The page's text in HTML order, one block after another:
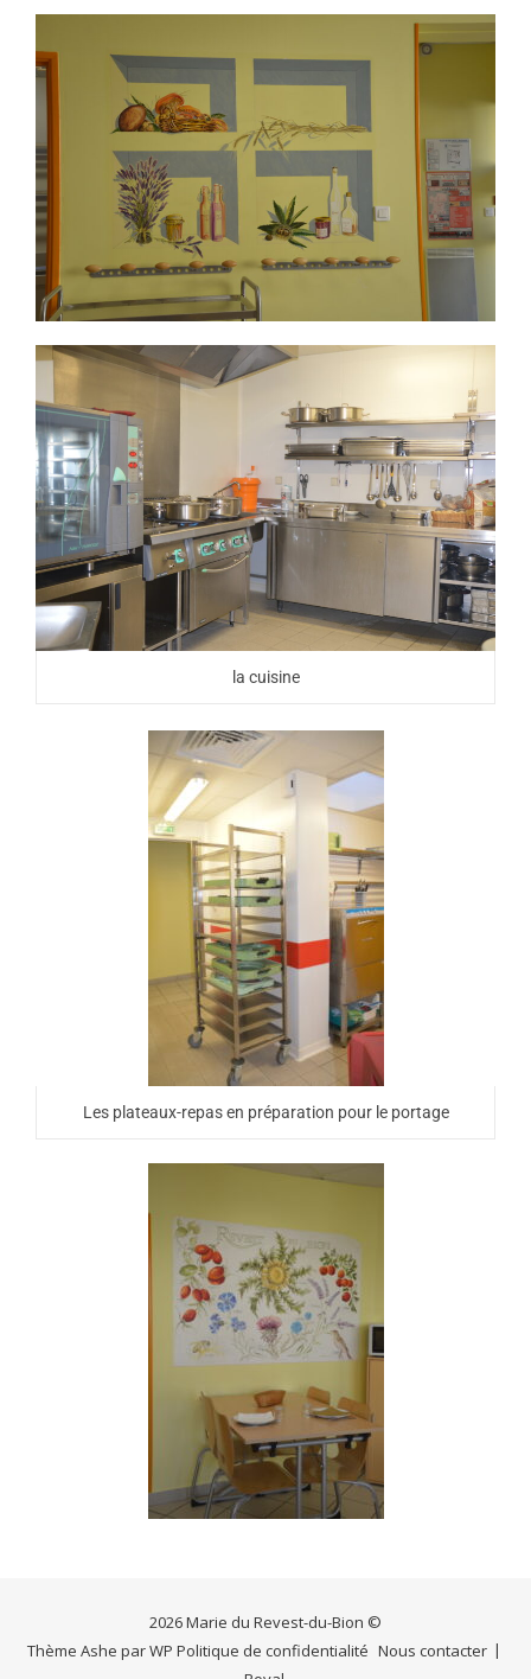
la cuisine
Les plateaux-repas en préparation pour le portage
2026 Marie du Revest-du-Bion ©
Politique de confidentialité Nous contacter
Thème Ashe parWP